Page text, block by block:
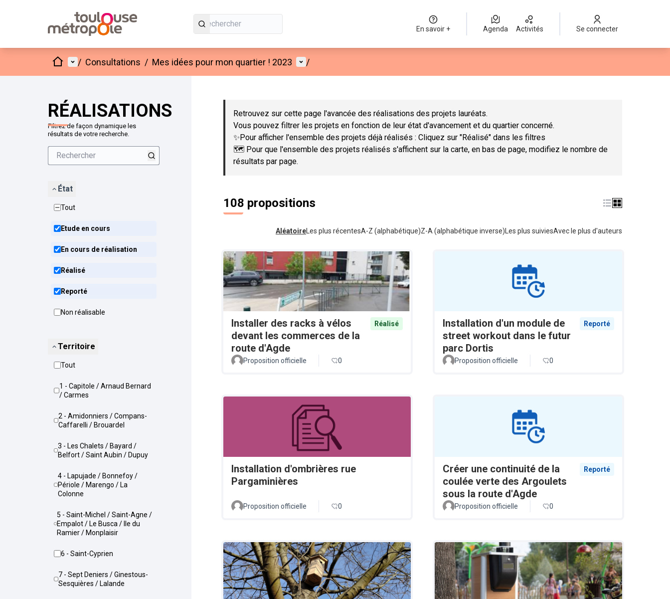
En savoir + Agenda Activités Se connecter
AccueilMenu principal
/ Consultations / Mes idées pour mon quartier ! 2023 Menu utilisateur
/
RÉALISATIONS
Filtrez de façon dynamique les
résultats de votre recherche.
État
Tout
Etude en cours
En cours de réalisation
Réalisé
Reporté
Non réalisable
Territoire
Tout
1 - Capitole / Arnaud Bernard
/ Carmes
2 - Amidonniers / Compans-
Caffarelli / Brouardel
3 - Les Chalets / Bayard /
Belfort / Saint Aubin / Dupuy
4 - Lapujade / Bonnefoy /
Périole / Marengo / La
Colonne
5 - Saint-Michel / Saint-Agne /
Empalot / Le Busca / Ile du
Ramier / Monplaisir
6 - Saint-Cyprien
7 - Sept Deniers / Ginestous-
Sesquières / Lalande
Passer la carte
Retrouvez sur cette page l'avancée des réalisations des projets lauréats.
Vous pouvez filtrer les projets en fonction de leur état d'avancement et du quartier concerné.
✨Pour afficher l'ensemble des projets déjà réalisés : Cliquez sur "Réalisé" dans les filtres
🗺️ Pour que l'ensemble des projets réalisés s'affichent sur la carte, en bas de page, modifiez le nombre de
résultats par page.
108 propositions
Aléatoire Les plus récentesA-Z (alphabétique)Z-A (alphabétique inverse) Les plus suiviesAvec le plus d'auteurs
Installer des racks à vélos
devant les commerces de la
route d'Agde
Réalisé
Proposition officielle 0
Installation d'un module de
street workout dans le futur
parc Dortis
Reporté
Proposition officielle 0
Installation d'ombrières rue
Pargaminières
Proposition officielle 0
Créer une continuité de la
coulée verte des Argoulets
sous la route d'Agde
Reporté
Proposition officielle 0